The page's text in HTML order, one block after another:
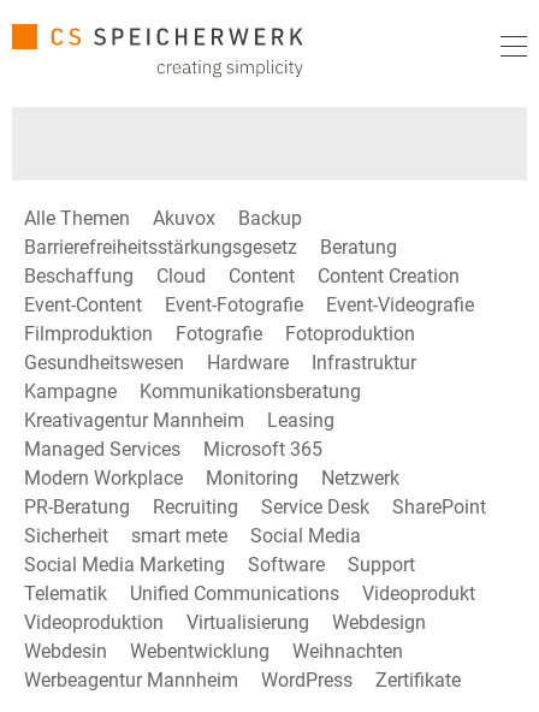
Alle Themen Akuvox
Backup
Barrierefreiheitsstärkungsgesetz
Beratung
Beschaffung
Cloud Content
Content Creation
Event-Content
Event-Fotografie
Event-Videografie
Filmproduktion
Fotografie
Fotoproduktion
Gesundheitswesen
Hardware
Infrastruktur
Kampagne
Kommunikationsberatung
Kreativagentur Mannheim
Leasing
Managed Services
Microsoft 365
Modern Workplace
Monitoring
Netzwerk
PR-Beratung
Recruiting Service Desk
SharePoint
Sicherheit
smart mete
Social Media
Social Media Marketing
Software
Support
Telematik
Unified Communications
Videoprodukt
Videoproduktion
Virtualisierung
Webdesign
Webdesin
Webentwicklung
Weihnachten
Werbeagentur Mannheim
WordPress
Zertifikate